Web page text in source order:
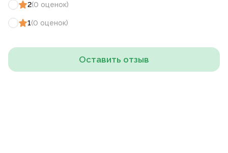
2(0 оценок)
1(0 оценок)
Оставить отзыв